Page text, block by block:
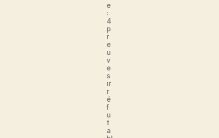
e
:
4
p
r
e
u
v
e
s
ir
r
é
f
u
t
a